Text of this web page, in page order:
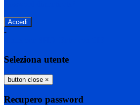
-
Seleziona utente
button close ×
Recupero password